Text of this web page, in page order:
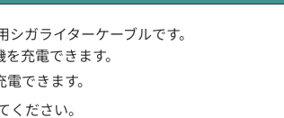
ガライターケーブルです。
充電できます。
できます。
ださい。